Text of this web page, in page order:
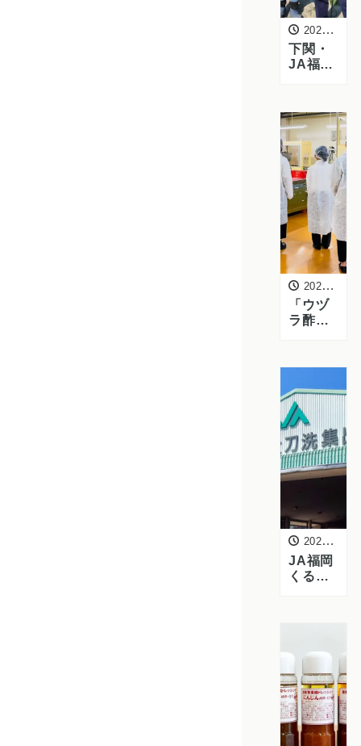
2026年5月13日
下関・
JA福岡
区にて
サンチ
ュ・ズ
ッキー
ニなど
の商談
と圃場
視察を
実施
2026年4月30日
「ウヅ
ラ酢」
大興産
会社を
訪問｜
岡山県
産野菜
を活用
したド
ングの
商品化
に向け
て
2026年4月8日
JA福岡
くるめ
ズッキ
ど圃場
視察・
商談を
実施